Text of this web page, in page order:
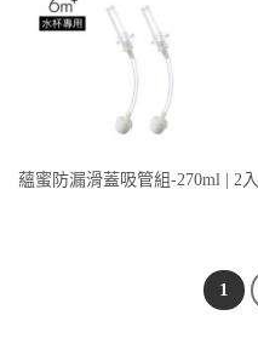
蘊蜜防漏滑蓋吸管組-270ml | 2入
1